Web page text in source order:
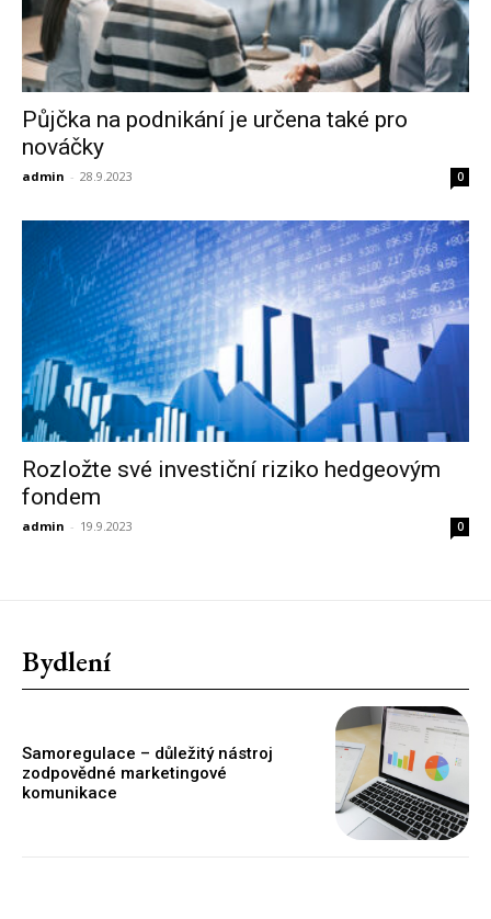
Půjčka na podnikání je určena také pro
nováčky
admin - 28.9.2023 0
Rozložte své investiční riziko hedgeovým
fondem
admin - 19.9.2023 0
Bydlení
Samoregulace – důležitý nástroj
zodpovědné marketingové
komunikace